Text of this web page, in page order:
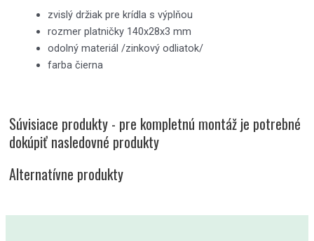
zvislý držiak pre krídla s výplňou
rozmer platničky 140x28x3 mm
odolný materiál /zinkový odliatok/
farba čierna
Súvisiace produkty - pre kompletnú montáž je potrebné
dokúpiť nasledovné produkty
Alternatívne produkty